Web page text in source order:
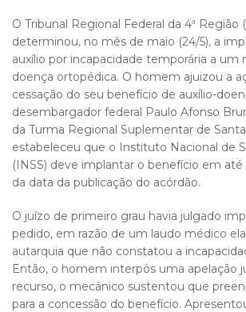
O Tribunal Regional Federal da 4ª Região
determinou, no mês de maio (24/5), a
auxílio por incapacidade temporária a um
doença ortopédica. O homem ajuizou a
cessação do seu benefício de auxílio-
desembargador federal Paulo Afonso
da Turma Regional Suplementar de
estabeleceu que o Instituto Nacional de
(INSS) deve implantar o benefício em até
da data da publicação do acórdão.
O juízo de primeiro grau havia julgado
pedido, em razão de um laudo médico
autarquia que não constatou a
Então, o homem interpôs uma apelação
recurso, o mecânico sustentou que
para a concessão do benefício.